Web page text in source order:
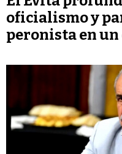
oficialismo y
peronista en